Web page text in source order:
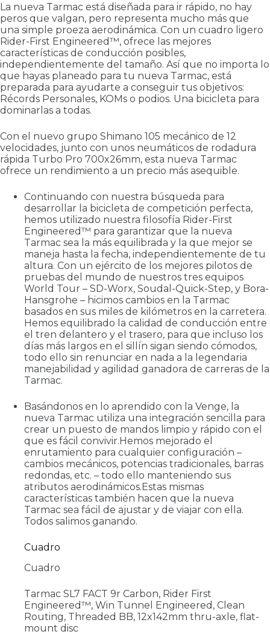
La nueva Tarmac está diseñada para ir rápido, no hay
peros que valgan, pero representa mucho más que
una simple proeza aerodinámica. Con un cuadro ligero
Rider-First Engineered™, ofrece las mejores
características de conducción posibles,
independientemente del tamaño. Así que no importa lo
que hayas planeado para tu nueva Tarmac, está
preparada para ayudarte a conseguir tus objetivos:
Récords Personales, KOMs o podios. Una bicicleta para
dominarlas a todas.
Con el nuevo grupo Shimano 105 mecánico de 12
velocidades, junto con unos neumáticos de rodadura
rápida Turbo Pro 700x26mm, esta nueva Tarmac
ofrece un rendimiento a un precio más asequible.
Continuando con nuestra búsqueda para
desarrollar la bicicleta de competición perfecta,
hemos utilizado nuestra filosofía Rider-First
Engineered™ para garantizar que la nueva
Tarmac sea la más equilibrada y la que mejor se
maneja hasta la fecha, independientemente de tu
altura. Con un ejército de los mejores pilotos de
pruebas del mundo de nuestros tres equipos
World Tour – SD-Worx, Soudal-Quick-Step, y Bora-
Hansgrohe – hicimos cambios en la Tarmac
basados en sus miles de kilómetros en la carretera.
Hemos equilibrado la calidad de conducción entre
el tren delantero y el trasero, para que incluso los
días más largos en el sillín sigan siendo cómodos,
todo ello sin renunciar en nada a la legendaria
manejabilidad y agilidad ganadora de carreras de la
Tarmac.
Basándonos en lo aprendido con la Venge, la
nueva Tarmac utiliza una integración sencilla para
crear un puesto de mandos limpio y rápido con el
que es fácil convivir.Hemos mejorado el
enrutamiento para cualquier configuración –
cambios mecánicos, potencias tradicionales, barras
redondas, etc. – todo ello manteniendo sus
atributos aerodinámicos.Estas mismas
características también hacen que la nueva
Tarmac sea fácil de ajustar y de viajar con ella.
Todos salimos ganando.
Cuadro
Cuadro
Tarmac SL7 FACT 9r Carbon, Rider First
Engineered™, Win Tunnel Engineered, Clean
Routing, Threaded BB, 12x142mm thru-axle, flat-
mount disc